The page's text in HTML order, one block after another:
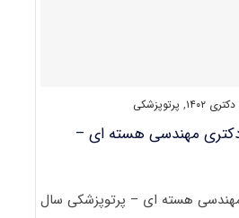
۱۴۰۲ , پرتوپزشکی
مهندسی هسته ای –
هسته ای – پرتوپزشکی سال